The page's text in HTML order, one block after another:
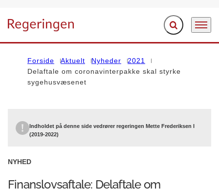
Gå til forsiden Fold søgefelt ud
Menu
Forside Aktuelt Nyheder
2021
Delaftale om coronavinterpakke skal styrke
sygehusvæsenet
Indholdet på denne side vedrører regeringen Mette Frederiksen I
(2019-2022)
NYHED
Finanslovsaftale: Delaftale om